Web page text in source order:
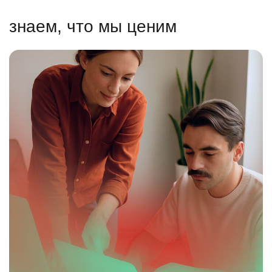
знаем, что мы ценим